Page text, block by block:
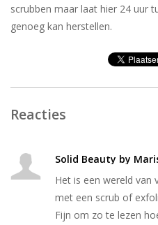
scrubben maar laat hier 24 uur
genoeg kan herstellen.
Reacties
Solid Beauty by
Het is een wereld van
met een scrub of
Fijn om zo te lezen